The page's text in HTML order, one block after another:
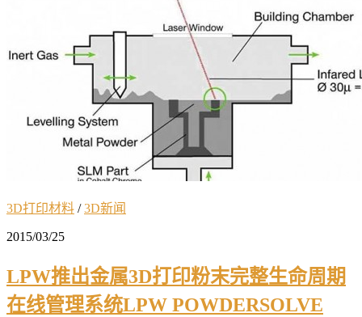
3D打印材料 /3D新闻
2015/03/25
LPW推出金属3D打印粉末完整生命周期
在线管理系统LPW POWDERSOLVE